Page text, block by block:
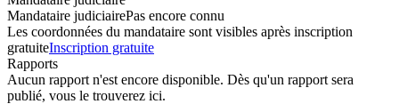
Mandataire judiciairePas encore connu
Les coordonnées du mandataire sont visibles après inscription
gratuiteInscription gratuite
Rapports
Aucun rapport n'est encore disponible. Dès qu'un rapport sera
publié, vous le trouverez ici.